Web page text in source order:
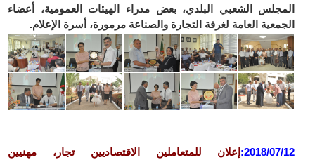
المجلس الشعبي البلدي، بعض مدراء الهيئات العمومية، أعضاء
الجمعية العامة لغرفة التجارة والصناعة مرمورة، أسرة الإعلام.
2018/07/12
: إعلان للمتعاملين الاقتصاديينتجار، مهنيين